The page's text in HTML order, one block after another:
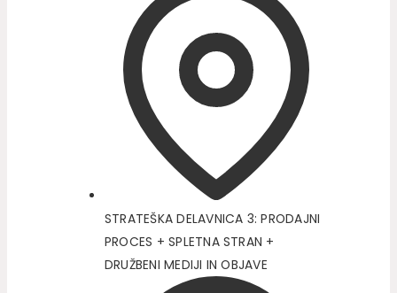
STRATEŠKA DELAVNICA 3: PRODAJNI
PROCES + SPLETNA STRAN +
DRUŽBENI MEDIJI IN OBJAVE